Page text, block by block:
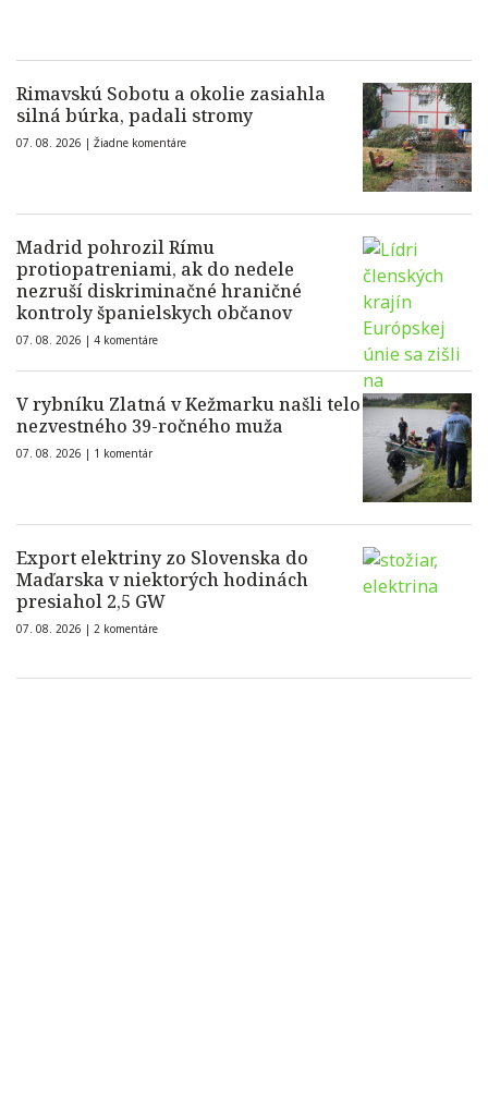
Rimavskú Sobotu a okolie zasiahla
silná búrka, padali stromy
07. 08. 2026 | Žiadne komentáre
Madrid pohrozil Rímu
protiopatreniami, ak do nedele
nezruší diskriminačné hraničné
kontroly španielskych občanov
07. 08. 2026 | 4 komentáre
V rybníku Zlatná v Kežmarku našli telo
nezvestného 39-ročného muža
07. 08. 2026 | 1 komentár
Export elektriny zo Slovenska do
Maďarska v niektorých hodinách
presiahol 2,5 GW
07. 08. 2026 | 2 komentáre